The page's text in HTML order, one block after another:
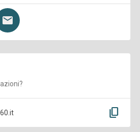
content_copy